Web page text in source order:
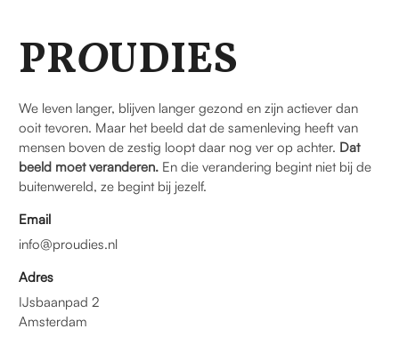
PROUDIES
We leven langer, blijven langer gezond en zijn actiever dan
ooit tevoren. Maar het beeld dat de samenleving heeft van
mensen boven de zestig loopt daar nog ver op achter. Dat
beeld moet veranderen. En die verandering begint niet bij de
buitenwereld, ze begint bij jezelf.
Email
info@proudies.nl
Adres
IJsbaanpad 2
Amsterdam